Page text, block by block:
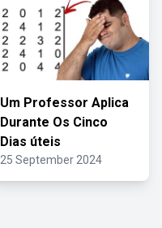
Um Professor Aplica
Durante Os Cinco
Dias úteis
25 September 2024